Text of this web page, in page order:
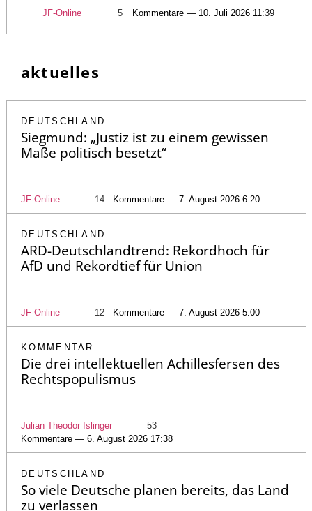
JF-Online 5 Kommentare — 10. Juli 2026 11:39
aktuelles
DEUTSCHLAND
Siegmund: „Justiz ist zu einem gewissen
Maße politisch besetzt“
JF-Online 14 Kommentare — 7. August 2026 6:20
DEUTSCHLAND
ARD-Deutschlandtrend: Rekordhoch für
AfD und Rekordtief für Union
JF-Online 12 Kommentare — 7. August 2026 5:00
KOMMENTAR
Die drei intellektuellen Achillesfersen des
Rechtspopulismus
Julian Theodor Islinger
53
Kommentare — 6. August 2026 17:38
DEUTSCHLAND
So viele Deutsche planen bereits, das Land
zu verlassen